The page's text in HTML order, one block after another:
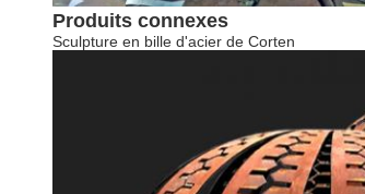
Produits connexes
Sculpture en bille d'acier de Corten